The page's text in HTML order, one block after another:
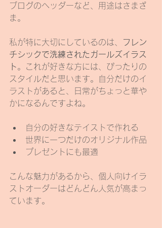
ブログのヘッダーなど、用途はさまざ
ま。
私が特に大切にしているのは、
フレン
チシックで洗練されたガールズイラス
ト 。これが好きな方には、ぴったりの
スタイルだと思います。自分だけのイ
ラストがあると、日常がちょっと華や
かになるんですよね。
自分の好きなテイストで作れる
世界に一つだけのオリジナル作品
プレゼントにも最適
こんな魅力があるから、個人向けイラ
ストオーダーはどんどん人気が高まっ
ています。